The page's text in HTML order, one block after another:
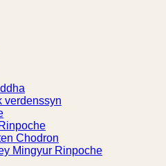
verdenssyn
Chodron
Mingyur Rinpoche